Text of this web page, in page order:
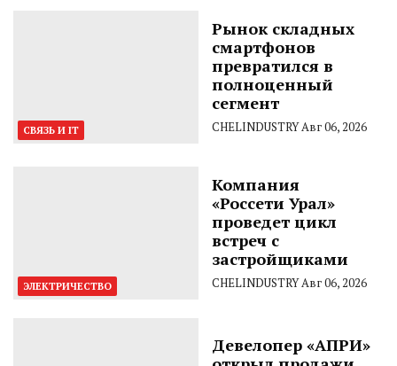
СВЯЗЬ И IT
Рынок складных
смартфонов
превратился в
полноценный
сегмент
CHELINDUSTRYАвг 06, 2026
ЭЛЕКТРИЧЕСТВО
Компания
«Россети Урал»
проведет цикл
встреч с
застройщиками
CHELINDUSTRYАвг 06, 2026
Девелопер «АПРИ»